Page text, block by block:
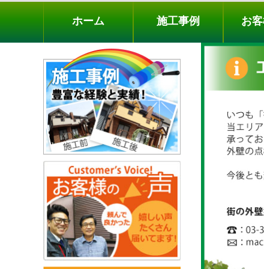
ホーム 施工事例 お